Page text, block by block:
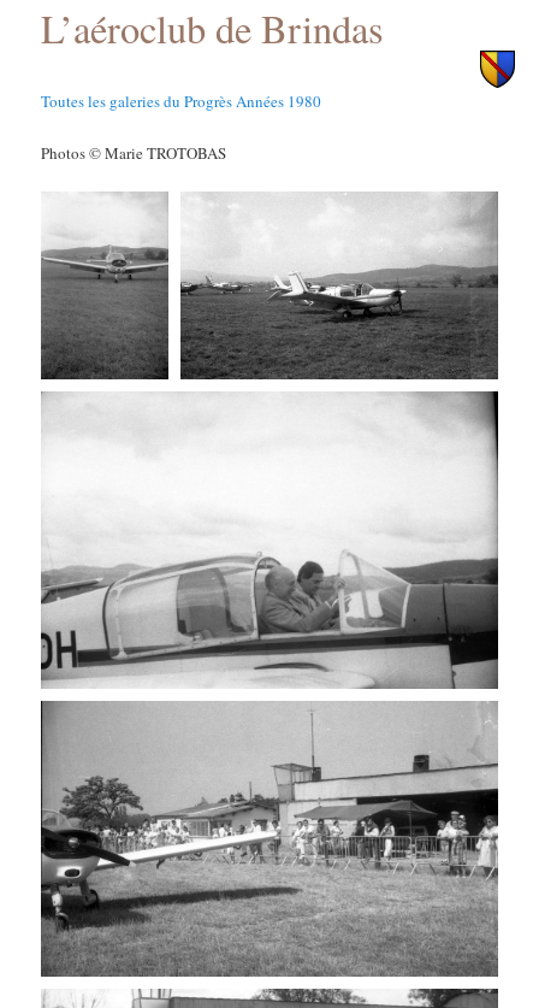
principal
secondaire
L’aéroclub de Brindas
Toutes les galeries du Progrès Années 1980
Photos © Marie TROTOBAS